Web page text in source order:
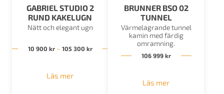
GABRIEL STUDIO 2
RUND KAKELUGN
Nätt och elegant ugn
10 900 kr – 105 300 krPrisintervall: 10 900 kr till 105 300 kr
Läs mer
BRUNNER BSO 02
TUNNEL
Värmelagrande tunnel
kamin med färdig
omramning.
106 999 kr
Läs mer